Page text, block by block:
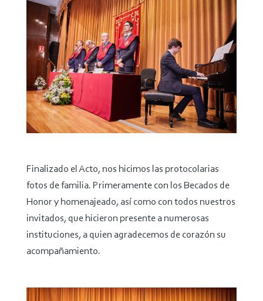
Finalizado el Acto, nos hicimos las protocolarias
fotos de familia. Primeramente con los Becados de
Honor y homenajeado, así como con todos nuestros
invitados, que hicieron presente a numerosas
instituciones, a quien agradecemos de corazón su
acompañamiento.